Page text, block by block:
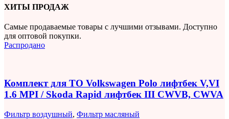
ХИТЫ ПРОДАЖ
Самые продаваемые товары с лучшими отзывами. Доступно
для оптовой покупки.
Распродано
Комплект для ТО Volkswagen Polo лифтбек V,VI
1.6 MPI / Skoda Rapid лифтбек III CWVB, CWVA
Фильтр воздушный, Фильтр масляный